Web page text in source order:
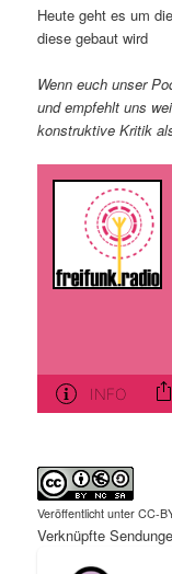
Heute geht es um
diese gebaut wird
Wenn euch unser
und empfehlt uns
konstruktive Kritik
Veröffentlicht unter CC-
Verknüpfte